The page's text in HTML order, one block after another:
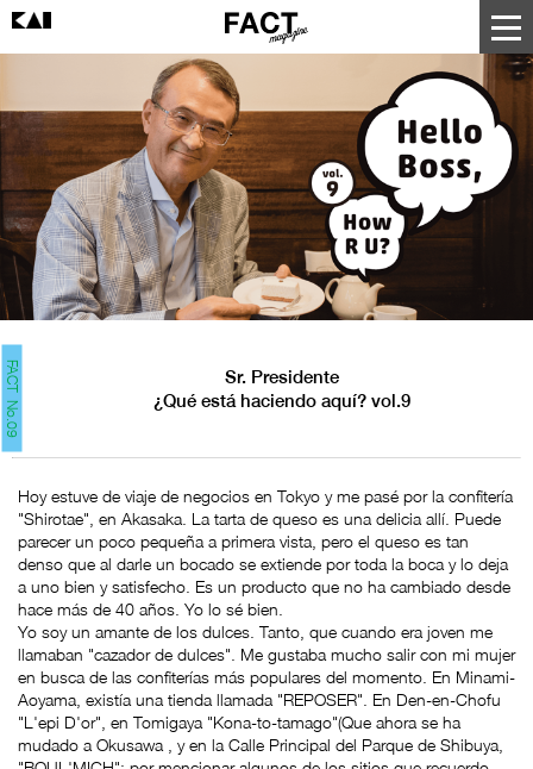
FACT No.09
Sr. Presidente
¿Qué está haciendo aquí? vol.9
Hoy estuve de viaje de negocios en Tokyo y me pasé por la confitería
"Shirotae", en Akasaka. La tarta de queso es una delicia allí. Puede
parecer un poco pequeña a primera vista, pero el queso es tan
denso que al darle un bocado se extiende por toda la boca y lo deja
a uno bien y satisfecho. Es un producto que no ha cambiado desde
hace más de 40 años. Yo lo sé bien.
Yo soy un amante de los dulces. Tanto, que cuando era joven me
llamaban "cazador de dulces". Me gustaba mucho salir con mi mujer
en busca de las confiterías más populares del momento. En Minami-
Aoyama, existía una tienda llamada "REPOSER". En Den-en-Chofu
"L'epi D'or", en Tomigaya "Kona-to-tamago"(Que ahora se ha
mudado a Okusawa , y en la Calle Principal del Parque de Shibuya,